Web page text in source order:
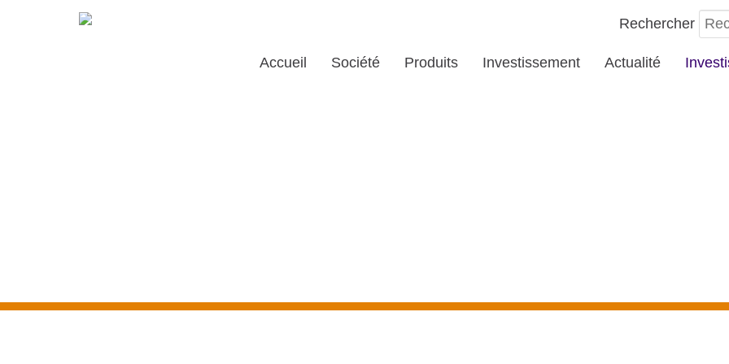
Rechercher
Accueil Société Produits Investissement Actualité